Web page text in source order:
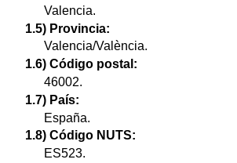
Valencia.
1.5) Provincia:
Valencia/València.
1.6) Código postal:
46002.
1.7) País:
España.
1.8) Código NUTS:
ES523.